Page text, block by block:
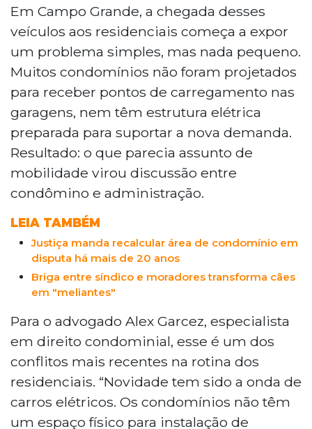
mas cobra um preço na convivência
diária. Em Campo Grande, moradores
relatam conflitos com barulho, animais
soltos, vagas ocupadas e regras
descumpridas. No Village Parati, um dos
maiores condomínios da América Latina,
com 2.256 residências, queixas vão de
poeira a festas. Especialista aponta que
WhatsApp agrava conflitos e carros
elétricos surgem como novo problema
condominial.
Em Campo Grande, a chegada desses
veículos aos residenciais começa a expor
um problema simples, mas nada pequeno.
Muitos condomínios não foram projetados
para receber pontos de carregamento nas
garagens, nem têm estrutura elétrica
preparada para suportar a nova demanda.
Resultado: o que parecia assunto de
mobilidade virou discussão entre
condômino e administração.
LEIA TAMBÉM
Justiça manda recalcular área de condomínio em
disputa há mais de 20 anos
Briga entre síndico e moradores transforma cães
em "meliantes"
Para o advogado Alex Garcez, especialista
em direito condominial, esse é um dos
conflitos mais recentes na rotina dos
residenciais. “Novidade tem sido a onda de
carros elétricos. Os condomínios não têm
um espaço físico para instalação de